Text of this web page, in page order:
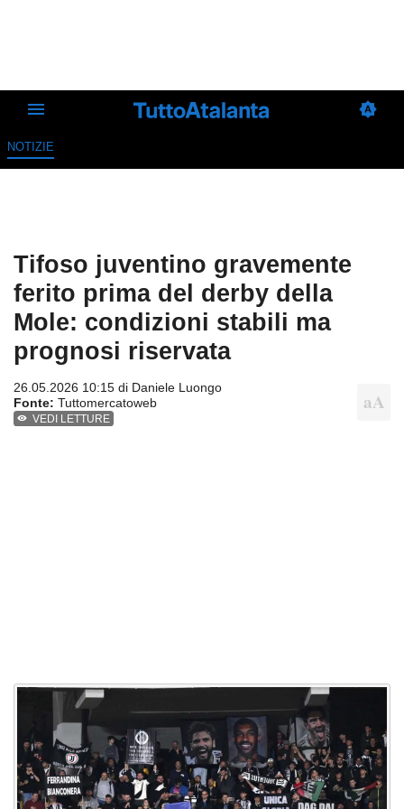
NOTIZIE
Tifoso juventino gravemente
ferito prima del derby della
Mole: condizioni stabili ma
prognosi riservata
26.05.2026 10:15 di Daniele Luongo
Fonte: Tuttomercatoweb
VEDI LETTURE